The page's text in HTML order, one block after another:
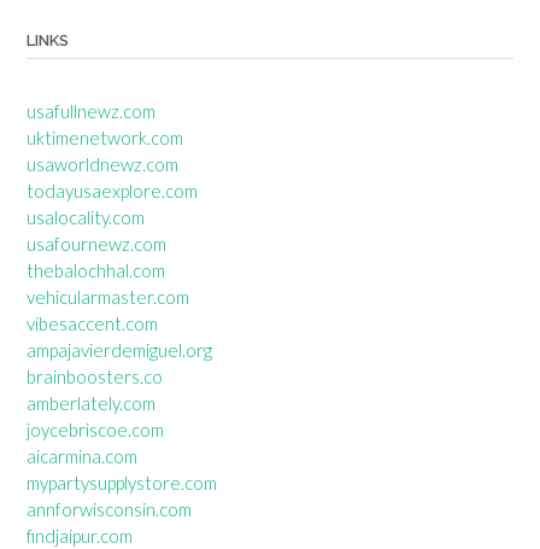
LINKS
usafullnewz.com
uktimenetwork.com
usaworldnewz.com
todayusaexplore.com
usalocality.com
usafournewz.com
thebalochhal.com
vehicularmaster.com
vibesaccent.com
ampajavierdemiguel.org
brainboosters.co
amberlately.com
joycebriscoe.com
aicarmina.com
mypartysupplystore.com
annforwisconsin.com
findjaipur.com